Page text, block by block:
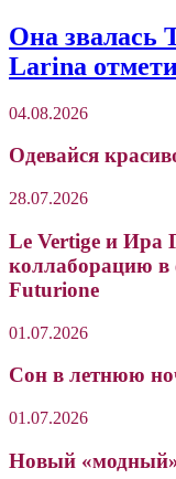
Она звалась
Larina
04.08.2026
Одевайся
28.07.2026
Le Vertige и Ира
коллаборацию в
Futurione
01.07.2026
Сон в летнюю
01.07.2026
Новый